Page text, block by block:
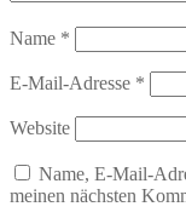
Name *
E-Mail-Adresse *
Website
Name, E-Mail-
meinen nächsten